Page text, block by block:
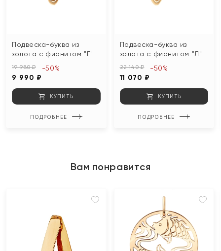
Подвеска-буква из
золота с фианитом "Г"
19 980 ₽
9 990 ₽
-50%
КУПИТЬ
ПОДРОБНЕЕ
Подвеска-буква из
золота с фианитом "Л"
22 140 ₽
11 070 ₽
-50%
КУПИТЬ
ПОДРОБНЕЕ
Вам понравится